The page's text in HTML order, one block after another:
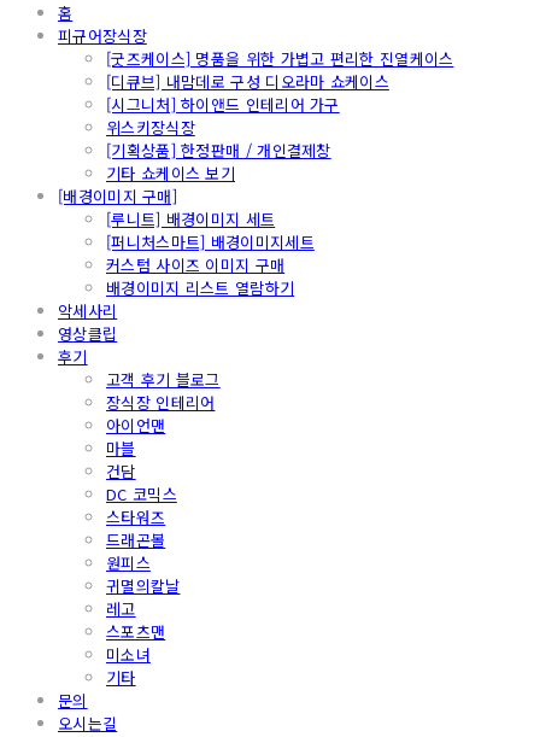
홈
피규어장식장
[굿즈케이스] 명품을 위한 가볍고 편리한 진열케이스
[디큐브] 내맘데로 구성 디오라마 쇼케이스
[시그니처] 하이앤드 인테리어 가구
위스키장식장
[기획상품] 한정판매 / 개인결제창
기타 쇼케이스 보기
[배경이미지 구매]
[루니트] 배경이미지 세트
[퍼니처스마트] 배경이미지세트
커스텀 사이즈 이미지 구매
배경이미지 리스트 열람하기
악세사리
영상클립
후기
고객 후기 블로그
장식장 인테리어
아이언맨
마블
건담
DC 코믹스
스타워즈
드래곤볼
원피스
귀멸의칼날
레고
스포츠맨
미소녀
기타
문의
오시는길